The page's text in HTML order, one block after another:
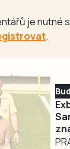
je nutné
.